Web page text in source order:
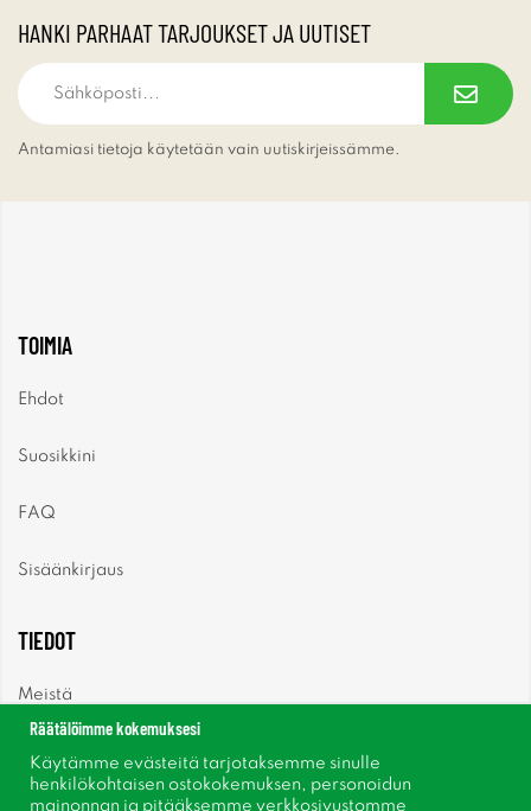
HANKI PARHAAT TARJOUKSET JA UUTISET
Antamiasi tietoja käytetään vain uutiskirjeissämme.
TOIMIA
Ehdot
Suosikkini
FAQ
Sisäänkirjaus
TIEDOT
Meistä
Uutiset
Räätälöimme kokemuksesi
Käytämme evästeitä tarjotaksemme sinulle
henkilökohtaisen ostokokemuksen, personoidun
mainonnan ja pitääksemme verkkosivustomme